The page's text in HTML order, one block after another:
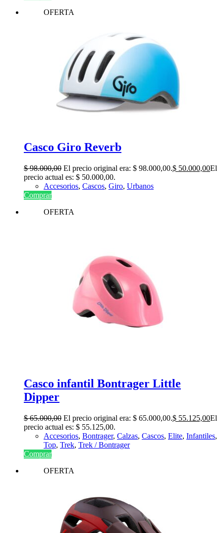
OFERTA
Casco Giro Reverb
$98.000,00 El precio original era: $ 98.000,00.$ 50.000,00El
precio actual es: $ 50.000,00.
Accesorios, Cascos, Giro, Urbanos
Comprar
OFERTA
Casco infantil Bontrager Little
Dipper
$65.000,00 El precio original era: $ 65.000,00.$ 55.125,00El
precio actual es: $ 55.125,00.
Accesorios, Bontrager, Calzas, Cascos, Elite, Infantiles,
Top, Trek, Trek / Bontrager
Comprar
OFERTA